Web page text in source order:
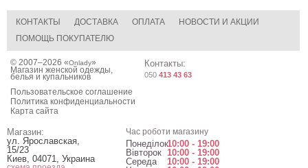
КОНТАКТЫ ДОСТАВКА ОПЛАТА
НОВОСТИ И АКЦИИ
ПОМОЩЬ ПОКУПАТЕЛЮ
© 2007–2026 «Onlady»
Магазин женской одежды,
белья и купальников
Пользовательское соглашение
Политика конфиденциальности
Карта сайта
Контакты:
050 413 43 63
Магазин:
ул. Ярославская,
15/23
Киев, 04071, Украина
Час роботи магазину
Понеділок10:00 - 19:00
Вівторок 10:00 - 19:00
Середа
10:00 - 19:00